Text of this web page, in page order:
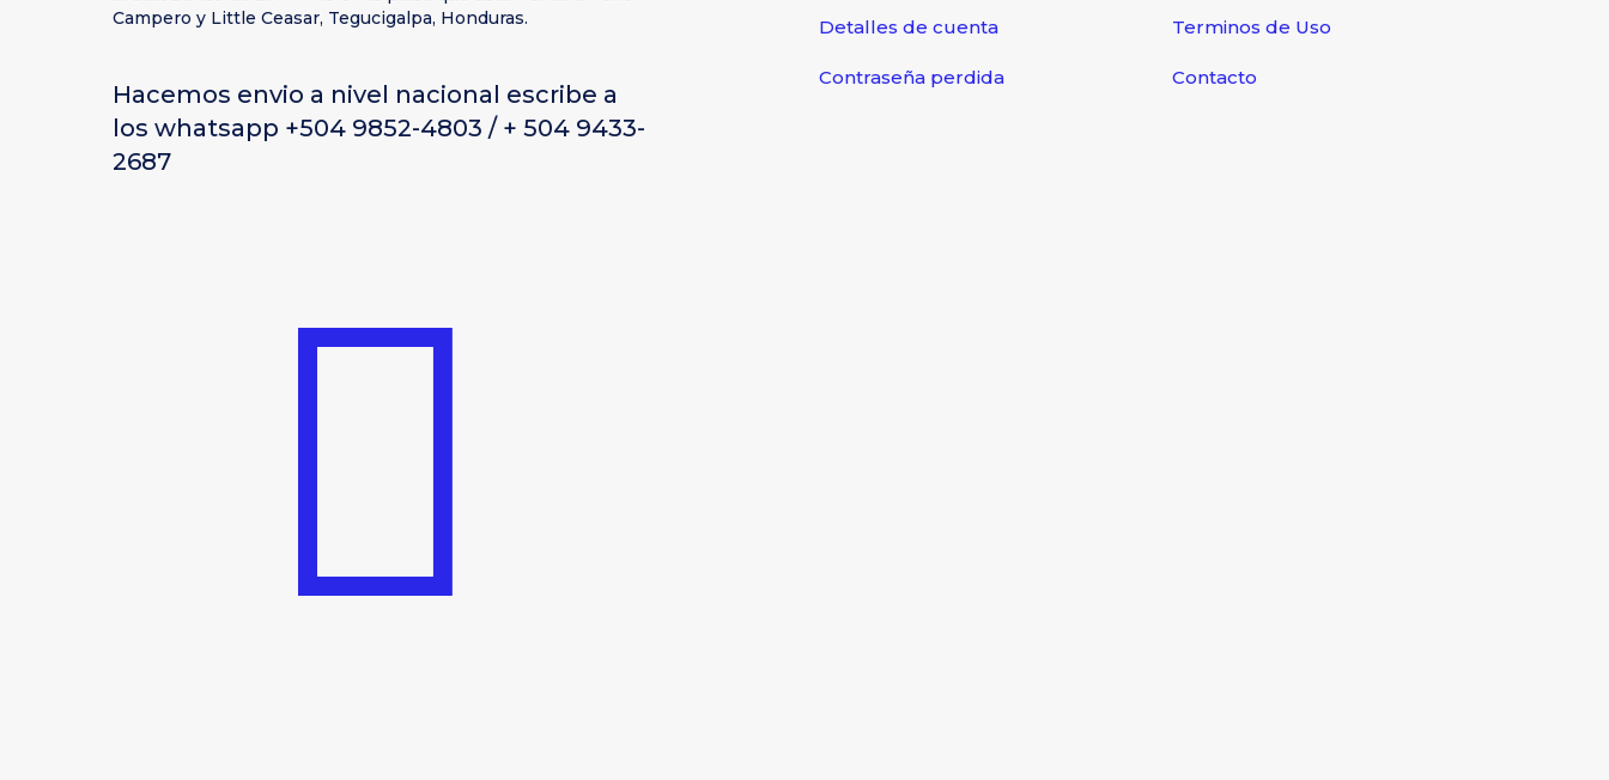
Campero y Little Ceasar, Tegucigalpa, Honduras.
Hacemos envio a nivel nacional escribe a
los whatsapp +504 9852-4803 / + 504 9433-
2687
Detalles de cuenta
Contraseña perdida
Terminos de Uso
Contacto